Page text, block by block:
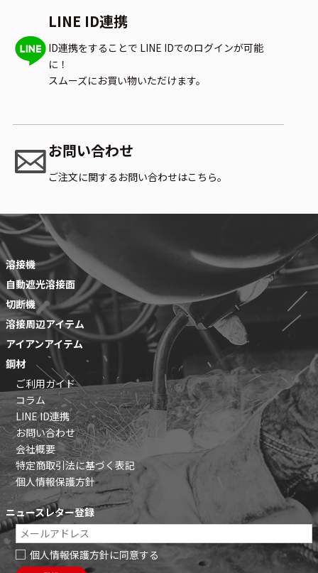
LINE ID連携
ID連携をすることで LINE IDでのログインが可能
に！
スムーズにお買い物いただけます。
お問い合わせ
ご注文に関するお問い合わせはこちら。
溶接機
自動遮光溶接面
切断機
溶接周辺アイテム
アイアンアイテム
鋼材
ご利用ガイド
コラム
LINE ID連携
お問い合わせ
会社概要
特定商取引法に基づく表記
個人情報保護方針
ニュースレター登録
個人情報保護方針に同意する